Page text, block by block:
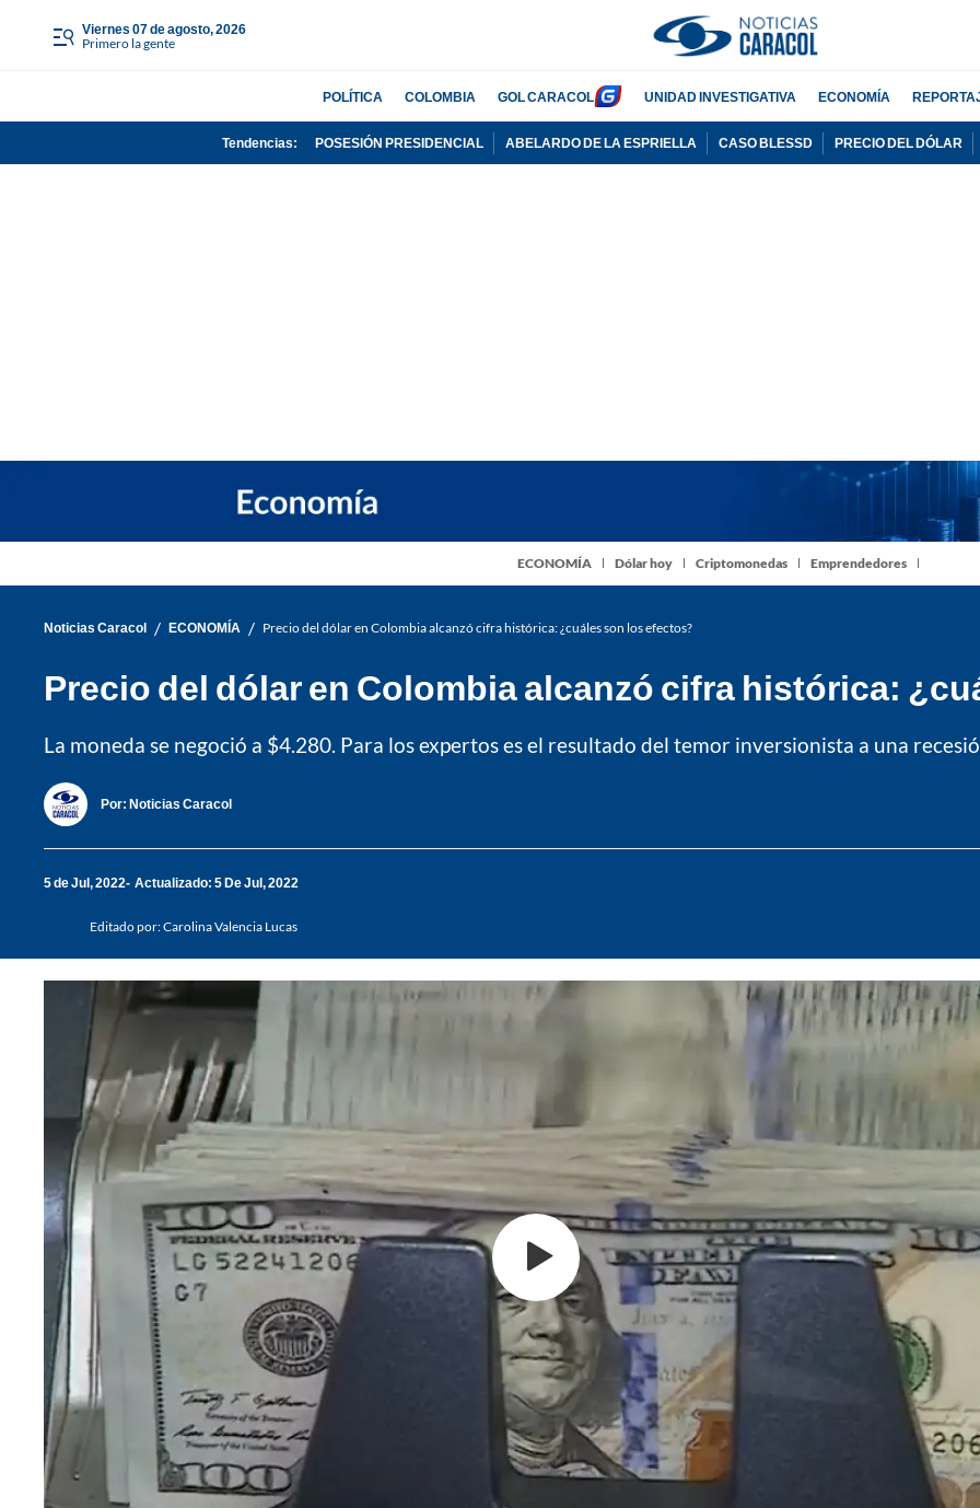
viernes 07 de agosto, 2026
Primero la gente
POLÍTICA COLOMBIA GOL CARACOL UNIDAD INVESTIGATIVA ECONOMÍA
Tendencias: POSESIÓN PRESIDENCIAL ABELARDO DE LA ESPRIELLA CASO BLESSD PRECIO DEL DÓLAR
ECONOMÍA Dólar hoy Criptomonedas Emprendedores
Noticias Caracol / ECONOMÍA / Precio del dólar en Colombia alcanzó cifra histórica: ¿cuáles son los efectos?
Precio del dólar en Colombia alcanzó cifra histórica:
La moneda se negoció a $4.280. Para los expertos es el resultado del temor inversionista a una
Por: Noticias Caracol
5 de Jul, 2022 Actualizado: 5 De Jul, 2022
Editado por:Carolina Valencia Lucas